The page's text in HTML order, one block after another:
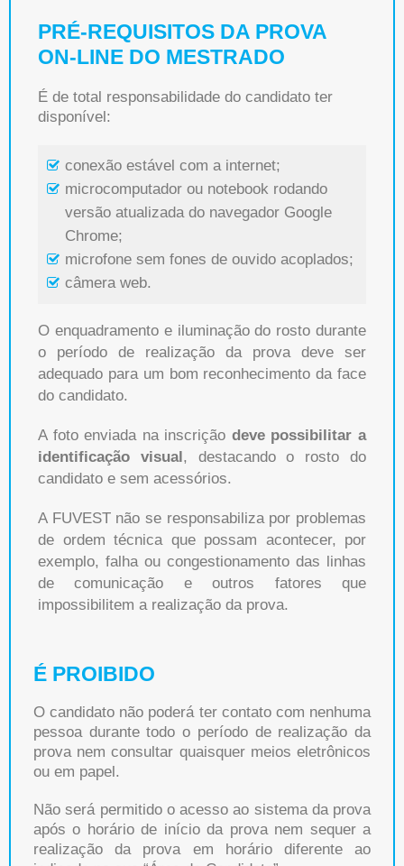
PRÉ-REQUISITOS DA PROVA
ON-LINE DO MESTRADO
É de total responsabilidade do candidato ter
disponível:
conexão estável com a internet;
microcomputador ou notebook rodando
versão atualizada do navegador Google
Chrome;
microfone sem fones de ouvido acoplados;
câmera web.
O enquadramento e iluminação do rosto durante
o período de realização da prova deve ser
adequado para um bom reconhecimento da face
do candidato.
A foto enviada na inscrição deve possibilitar a
identificação visual , destacando o rosto do
candidato e sem acessórios.
A FUVEST não se responsabiliza por problemas
de ordem técnica que possam acontecer, por
exemplo, falha ou congestionamento das linhas
de comunicação e outros fatores que
impossibilitem a realização da prova.
É PROIBIDO
O candidato não poderá ter contato com nenhuma
pessoa durante todo o período de realização da
prova nem consultar quaisquer meios eletrônicos
ou em papel.
Não será permitido o acesso ao sistema da prova
após o horário de início da prova nem sequer a
realização da prova em horário diferente ao